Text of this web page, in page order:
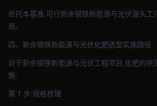
依托本基准,可行新余钢铁新能源与光伏源头工
局。
四、新余钢铁新能源与光伏化肥选型实施路径
对于新余钢铁新能源与光伏工程项目,化肥的供
施:
第 1 步:规格梳理